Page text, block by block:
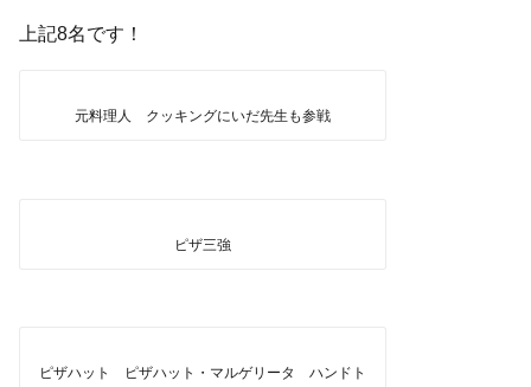
上記8名です！
元料理人 クッキングにいだ先生も参戦
ピザ三強
ピザハット ピザハット・マルゲリータ ハンドト